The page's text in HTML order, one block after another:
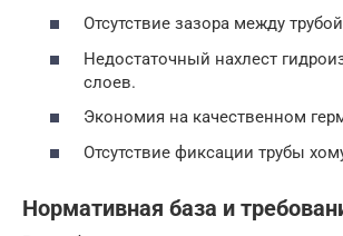
Отсутствие зазора между
Недостаточный нахлест
слоев.
Экономия на качественном
Отсутствие фиксации трубы
Нормативная база и